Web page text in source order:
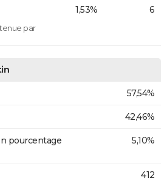
par
1,53% 6
57,54%
42,46%
pourcentage
5,10%
412